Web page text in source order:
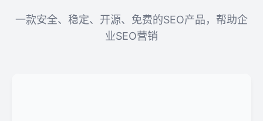
一款安全、稳定、开源、免费的SEO产品，帮助企
业SEO营销